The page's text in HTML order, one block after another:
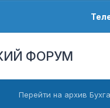
ФОРУМ
Перейти на архив